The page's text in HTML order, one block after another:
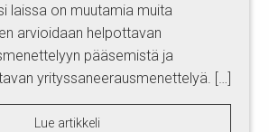
laissa on muutamia muita
arvioidaan helpottavan
pääsemistä ja
yrityssaneerausmenettelyä. […]
Lue artikkeli